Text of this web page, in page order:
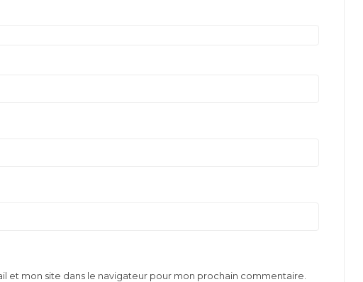
et mon site dans le navigateur pour mon prochain commentaire.